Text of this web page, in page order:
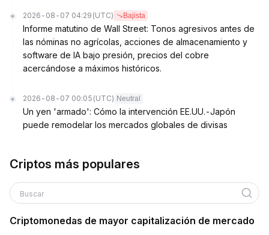
2026-08-07 04:29 (UTC) Bajista
Informe matutino de Wall Street: Tonos agresivos antes de
las nóminas no agrícolas, acciones de almacenamiento y
software de IA bajo presión, precios del cobre
acercándose a máximos históricos.
2026-08-07 00:05 (UTC) Neutral
Un yen 'armado': Cómo la intervención EE.UU.-Japón
puede remodelar los mercados globales de divisas
Criptos más populares
Buscar
Criptomonedas de mayor capitalización de mercado